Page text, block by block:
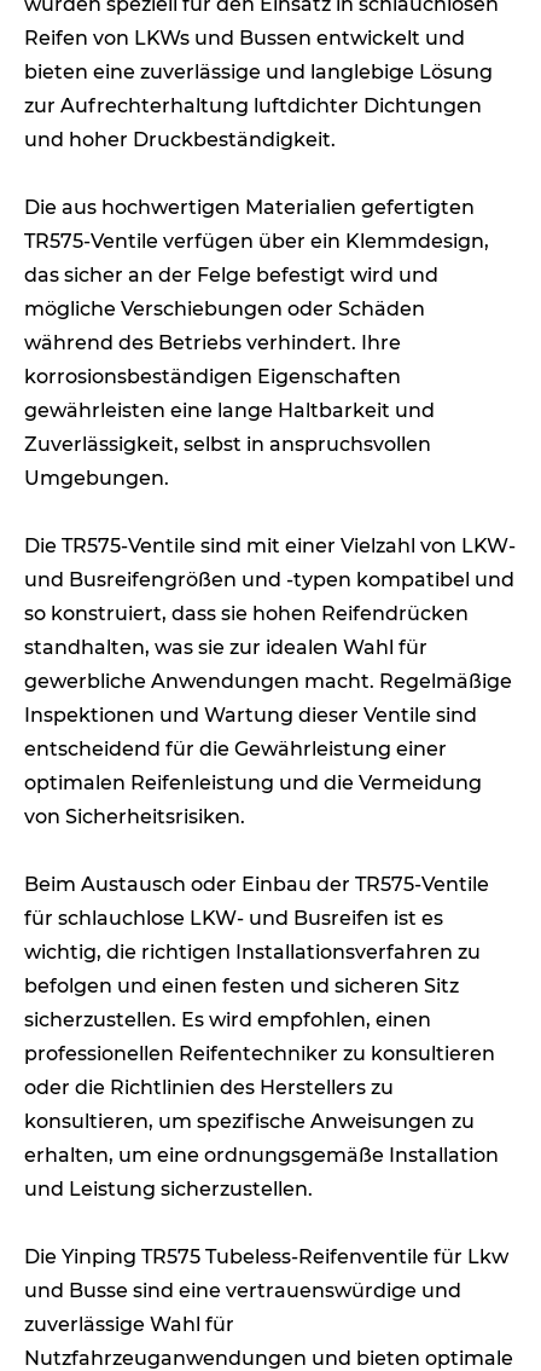
Reifen von LKWs und Bussen entwickelt und
bieten eine zuverlässige und langlebige Lösung
zur Aufrechterhaltung luftdichter Dichtungen
und hoher Druckbeständigkeit.
Die aus hochwertigen Materialien gefertigten
TR575-Ventile verfügen über ein Klemmdesign,
das sicher an der Felge befestigt wird und
mögliche Verschiebungen oder Schäden
während des Betriebs verhindert. Ihre
korrosionsbeständigen Eigenschaften
gewährleisten eine lange Haltbarkeit und
Zuverlässigkeit, selbst in anspruchsvollen
Umgebungen.
Die TR575-Ventile sind mit einer Vielzahl von LKW-
und Busreifengrößen und -typen kompatibel und
so konstruiert, dass sie hohen Reifendrücken
standhalten, was sie zur idealen Wahl für
gewerbliche Anwendungen macht. Regelmäßige
Inspektionen und Wartung dieser Ventile sind
entscheidend für die Gewährleistung einer
optimalen Reifenleistung und die Vermeidung
von Sicherheitsrisiken.
Beim Austausch oder Einbau der TR575-Ventile
für schlauchlose LKW- und Busreifen ist es
wichtig, die richtigen Installationsverfahren zu
befolgen und einen festen und sicheren Sitz
sicherzustellen. Es wird empfohlen, einen
professionellen Reifentechniker zu konsultieren
oder die Richtlinien des Herstellers zu
konsultieren, um spezifische Anweisungen zu
erhalten, um eine ordnungsgemäße Installation
und Leistung sicherzustellen.
Die Yinping TR575 Tubeless-Reifenventile für Lkw
und Busse sind eine vertrauenswürdige und
zuverlässige Wahl für
Nutzfahrzeuganwendungen und bieten optimale